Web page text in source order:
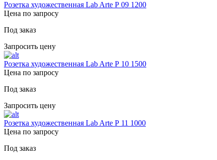
Розетка художественная Lab Arte Р 09 1200
Цена по запросу
Под заказ
Запросить цену
Розетка художественная Lab Arte Р 10 1500
Цена по запросу
Под заказ
Запросить цену
Розетка художественная Lab Arte Р 11 1000
Цена по запросу
Под заказ